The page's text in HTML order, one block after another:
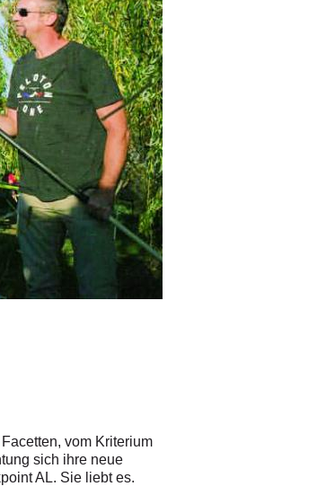
vom Kriterium
sich ihre neue
AL. Sie liebt es.